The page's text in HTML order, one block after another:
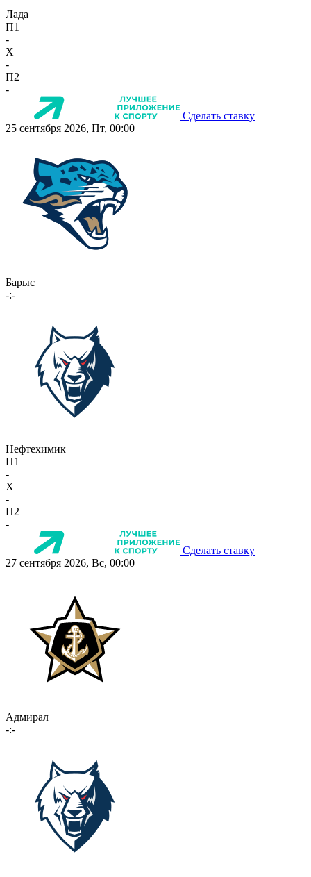
Лада
П1
-
X
-
П2
-
Сделать ставку
25 сентября 2026, Пт, 00:00
Барыс
-:-
Нефтехимик
П1
-
X
-
П2
-
Сделать ставку
27 сентября 2026, Вс, 00:00
Адмирал
-:-